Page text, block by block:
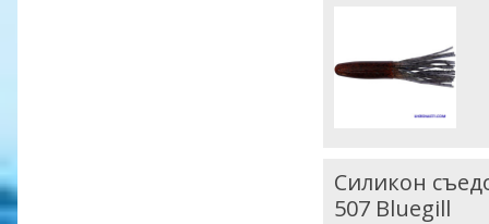
Силикон
507 Bluegill